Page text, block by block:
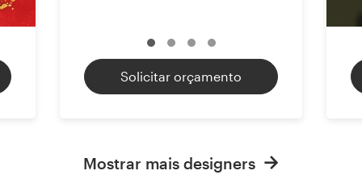
Solicitar orçamento
Mostrar mais designers